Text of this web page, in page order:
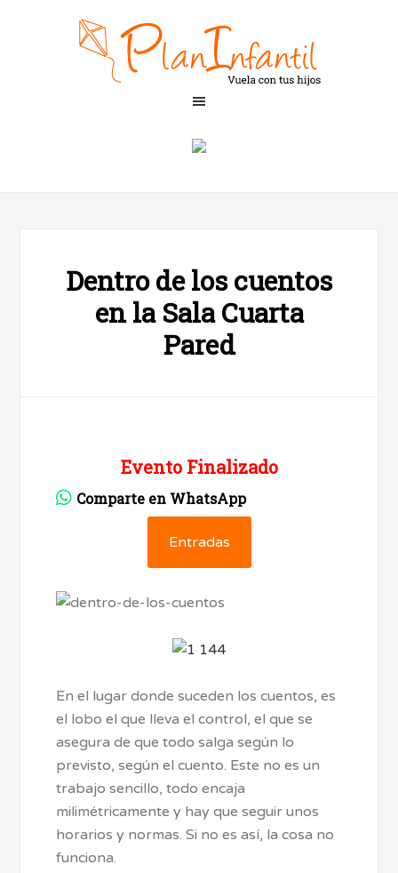
Dentro de los cuentos
en la Sala Cuarta
Pared
Evento Finalizado
Comparte en WhatsApp
Entradas
En el lugar donde suceden los cuentos, es
el lobo el que lleva el control, el que se
asegura de que todo salga según lo
previsto, según el cuento. Este no es un
trabajo sencillo, todo encaja
milimétricamente y hay que seguir unos
horarios y normas. Si no es así, la cosa no
funciona.